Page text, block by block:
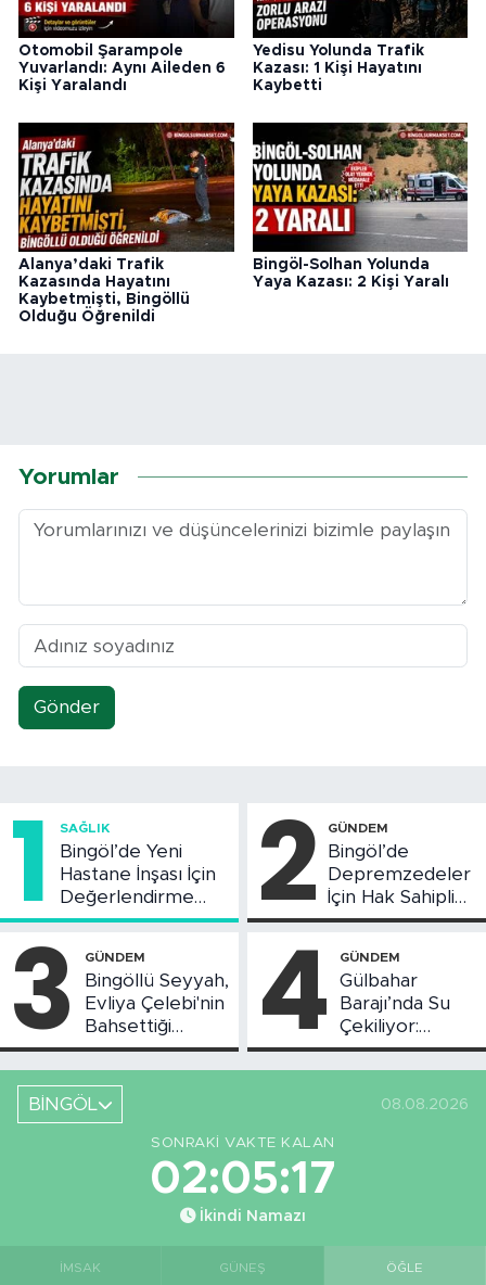
Otomobil Şarampole
Yuvarlandı: Aynı Aileden 6
Kişi Yaralandı
Yedisu Yolunda Trafik
Kazası: 1 Kişi Hayatını
Kaybetti
Alanya’daki Trafik
Kazasında Hayatını
Kaybetmişti, Bingöllü
Olduğu Öğrenildi
Bingöl-Solhan Yolunda
Yaya Kazası: 2 Kişi Yaralı
Yorumlar
Gönder
1 SAĞLIK
Bingöl’de Yeni
Hastane İnşası İçin
Değerlendirme
Toplantısı Yapıldı
2 GÜNDEM
Bingöl’de
Depremzedeler
İçin Hak Sahipliği
Askı Süreci
3 GÜNDEM
Bingöllü Seyyah,
Evliya Çelebi'nin
Bahsettiği
Bingöl'deki O
Yeri Görüntüledi
4 GÜNDEM
Gülbahar
Barajı’nda Su
Çekiliyor:
Piknikçi Sayısı
Azaldı
BİNGÖL
08.08.2026
SONRAKI VAKTE KALAN
02:05:16
İkindi Namazı
İMSAK GÜNEŞ ÖĞLE